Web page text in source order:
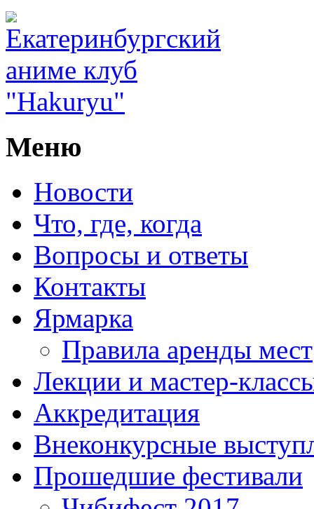
Меню
Новости
Что, где, когда
Вопросы и ответы
Контакты
Ярмарка
Правила аренды мест
Лекции и мастер-
Аккредитация
Внеконкурсные
Прошедшие фестивали